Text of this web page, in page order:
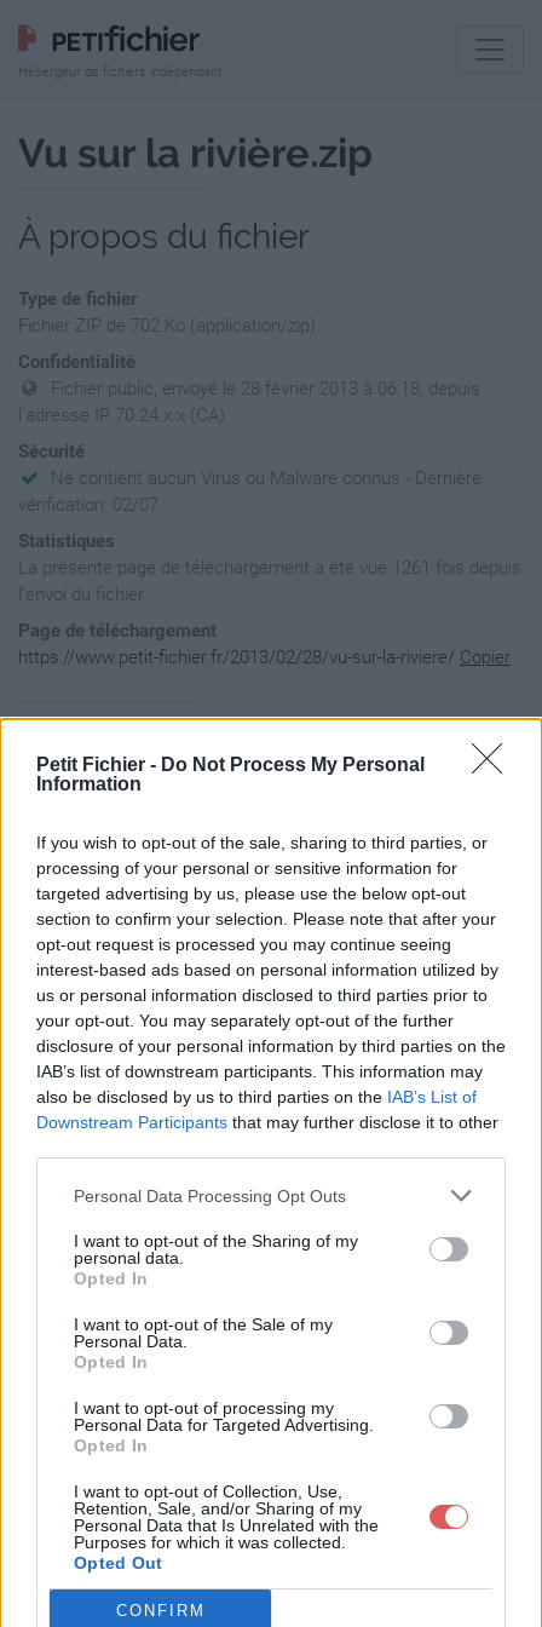
Petit Fichier - Do Not Process My Personal
Information
If you wish to opt-out of the sale, sharing to third parties, or
processing of your personal or sensitive information for
targeted advertising by us, please use the below opt-out
section to confirm your selection. Please note that after your
opt-out request is processed you may continue seeing
interest-based ads based on personal information utilized by
us or personal information disclosed to third parties prior to
your opt-out. You may separately opt-out of the further
disclosure of your personal information by third parties on the
IAB’s list of downstream participants. This information may
also be disclosed by us to third parties on the IAB’s List of
Downstream Participants that may further disclose it to other
Personal Data Processing Opt Outs
I want to opt-out of the Sharing of my
personal data.
Opted In
I want to opt-out of the Sale of my
Personal Data.
Opted In
I want to opt-out of processing my
Personal Data for Targeted Advertising.
Opted In
I want to opt-out of Collection, Use,
Retention, Sale, and/or Sharing of my
Personal Data that Is Unrelated with the
Purposes for which it was collected.
Opted Out
CONFIRM
Hébergeur de fichiers indépendant
Vu sur la rivière.zip
À propos du fichier
Type de fichier
Fichier ZIP de 702 Ko (application/zip)
Confidentialité
Fichier public, envoyé le 28 février 2013 à 06:18, depuis
l'adresse IP 70.24.x.x (CA)
Sécurité
Ne contient aucun Virus ou Malware connus - Dernière
vérification: 02/07
Statistiques
La présente page de téléchargement a été vue 1261 fois depuis
l'envoi du fichier
Page de téléchargement
https://www.petit-fichier.fr/2013/02/28/vu-sur-la-riviere/ Copier
Taille de l'archive: 718737 octets, nombre de fichiers et
-rw-a--     2.0 fat     3084 t- defN 13-Feb-19 16:13 Vu
-rw-a--     2.0 fat  1210967 b- defN 07-Jul-11 18:30 Vu
Partager le fichier Vu sur la
rivière.zip sur le Web et les
réseaux sociaux:
Télécharger le fichier Vu sur la ri
vière.zip